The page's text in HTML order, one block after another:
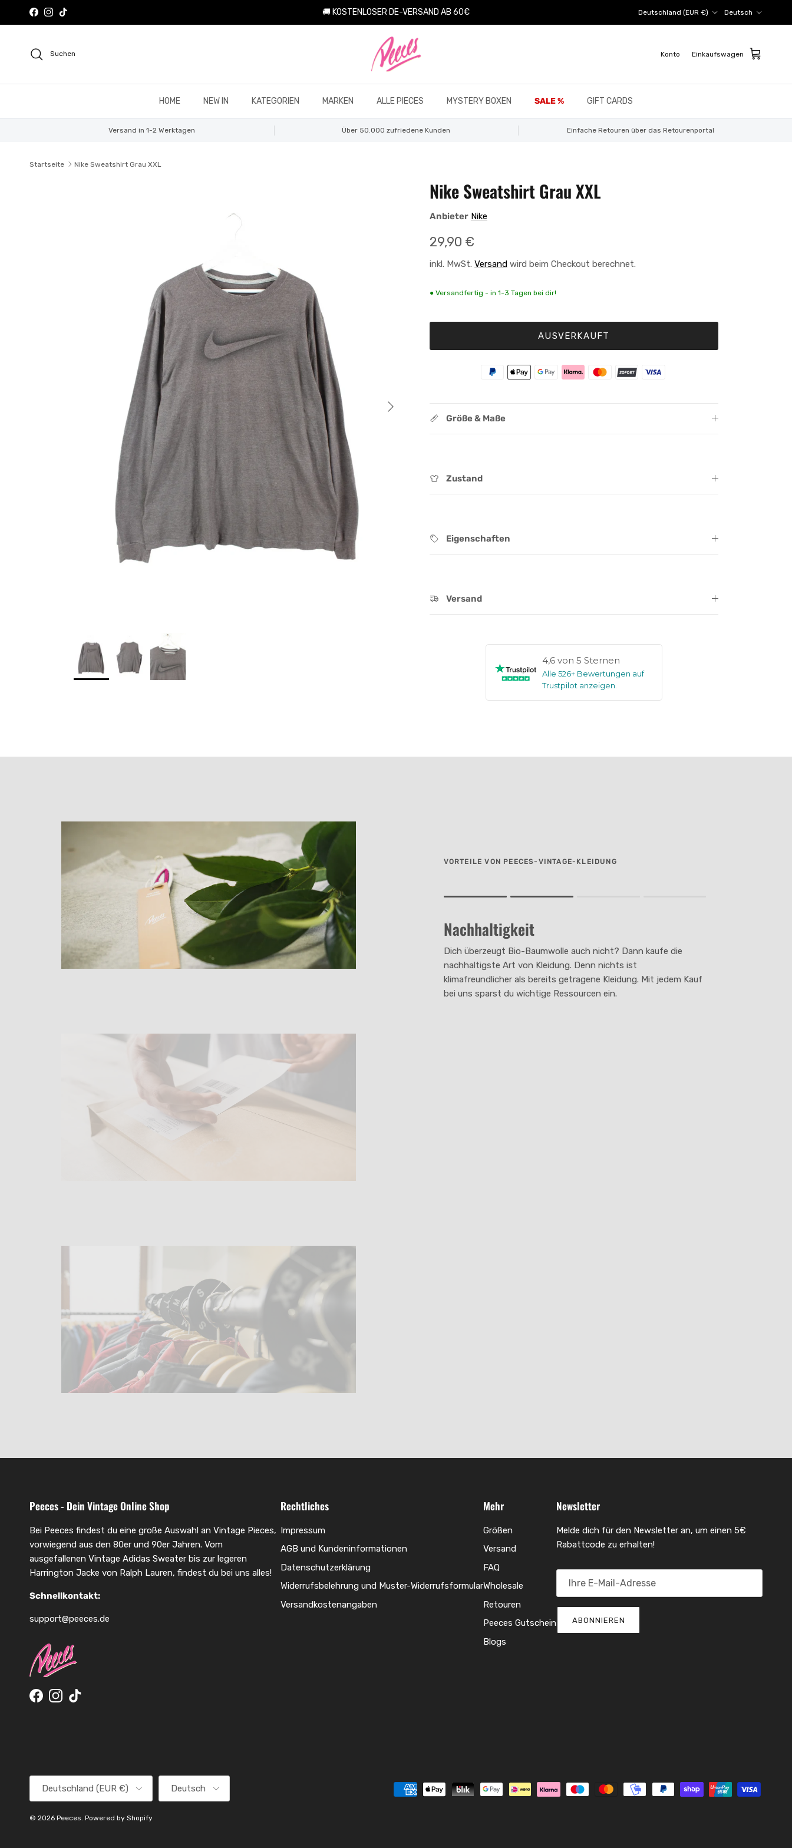
Direkt zum Inhalt
Facebook
Instagram
TikTok 🚚 KOSTENLOSER DE-VERSAND AB 60€ Deutschland (EUR €) Deutsch
Suchen Konto Einkaufswagen
HOME NEW IN KATEGORIEN MARKEN ALLE PIECES MYSTERY BOXEN SALE % GIFT CARDS
Versand in 1-2 Werktagen Über 50.000 zufriedene Kunden Einfache Retouren über das Retourenportal
Startseite Nike Sweatshirt Grau XXL
Nächste
Nike Sweatshirt Grau XXL
Anbieter Nike
Normaler Preis
29,90 €
inkl. MwSt. Versandwird beim Checkout berechnet.
● Versandfertig - in 1-3 Tagen bei dir!
AUSVERKAUFT
Größe & Maße
Zustand
Eigenschaften
Versand
4,6 von 5 Sternen
Alle 526+ Bewertungen auf
Trustpilot anzeigen
VORTEILE VON PEECES-VINTAGE-KLEIDUNG
The rating of this product for "" is 2.
Nachhaltigkeit
Dich überzeugt Bio-Baumwolle auch nicht? Dann kaufe die
nachhaltigste Art von Kleidung. Denn nichts ist
klimafreundlicher als bereits getragene Kleidung. Mit jedem Kauf
bei uns sparst du wichtige Ressourcen ein.
Peeces - Dein Vintage Online Shop
Bei Peeces findest du eine große Auswahl an Vintage Pieces,
vorwiegend aus den 80er und 90er Jahren. Vom
ausgefallenen Vintage Adidas Sweater bis zur legeren
Harrington Jacke von Ralph Lauren, findest du bei uns alles!
Schnellkontakt:
support@peeces.de
Facebook
Instagram
TikTok
Rechtliches
Impressum
AGB und Kundeninformationen
Datenschutzerklärung
Widerrufsbelehrung und Muster-Widerrufsformular
Versandkostenangaben
Mehr
Größen
Versand
FAQ
Wholesale
Retouren
Peeces Gutschein
Blogs
Newsletter
Melde dich für den Newsletter an, um einen 5€
Rabattcode zu erhalten!
ABONNIEREN
Land/Region
Deutschland (EUR €)
Sprache
Deutsch
© 2026 Peeces. Powered by Shopify